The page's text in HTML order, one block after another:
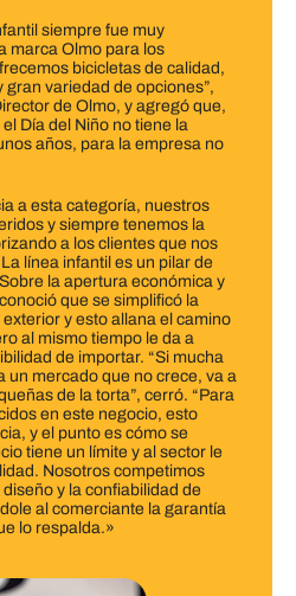
siempre fue muy
marca Olmo para los
bicicletas de calidad,
variedad de opciones”,
de Olmo, y agregó que,
Día del Niño no tiene la
años, para la empresa no
a esta categoría, nuestros
y siempre tenemos la
a los clientes que nos
línea infantil es un pilar de
la apertura económica y
que se simplificó la
y esto allana el camino
al mismo tiempo le da a
de importar. “Si mucha
un mercado que no crece, va a
de la torta”, cerró. “Para
en este negocio, esto
y el punto es cómo se
tiene un límite y al sector le
Nosotros competimos
y la confiabilidad de
al comerciante la garantía
lo respalda.»